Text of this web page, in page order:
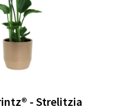
- Strelitzia